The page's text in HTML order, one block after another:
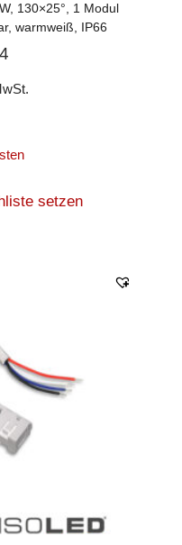
130×25°, 1 Modul
warmweiß, IP66
setzen